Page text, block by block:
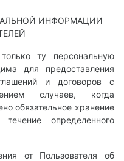
ИНФОРМАЦИИ
ту персональную
для предоставления
и договоров с
случаев, когда
обязательное хранение
определенного
от Пользователя об